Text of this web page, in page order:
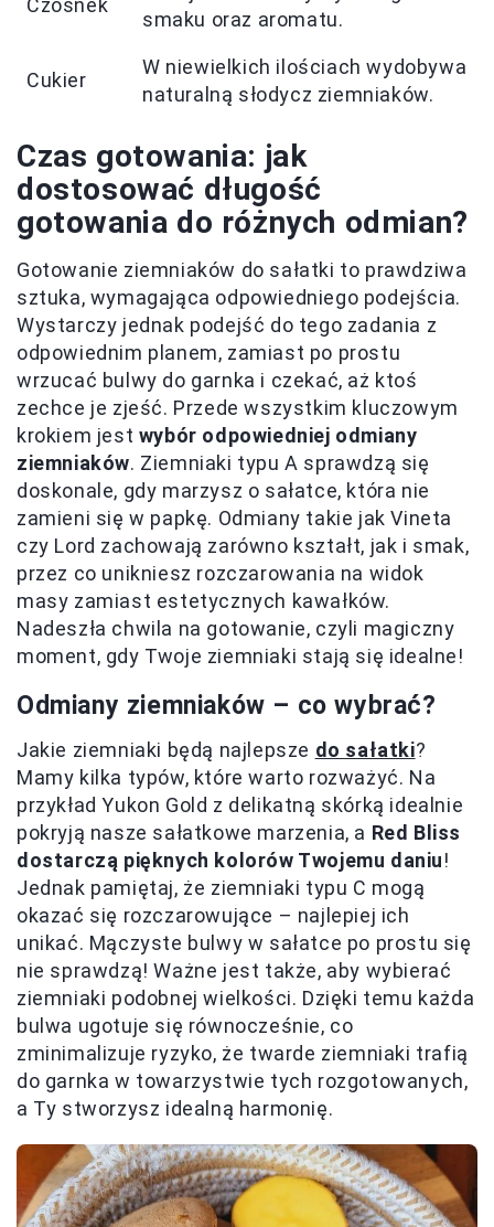
Czosnek
smaku oraz aromatu.
Cukier
W niewielkich ilościach wydobywa
naturalną słodycz ziemniaków.
Czas gotowania: jak
dostosować długość
gotowania do różnych odmian?
Gotowanie ziemniaków do sałatki to prawdziwa
sztuka, wymagająca odpowiedniego podejścia.
Wystarczy jednak podejść do tego zadania z
odpowiednim planem, zamiast po prostu
wrzucać bulwy do garnka i czekać, aż ktoś
zechce je zjeść. Przede wszystkim kluczowym
krokiem jest wybór odpowiedniej odmiany
ziemniaków. Ziemniaki typu A sprawdzą się
doskonale, gdy marzysz o sałatce, która nie
zamieni się w papkę. Odmiany takie jak Vineta
czy Lord zachowają zarówno kształt, jak i smak,
przez co unikniesz rozczarowania na widok
masy zamiast estetycznych kawałków.
Nadeszła chwila na gotowanie, czyli magiczny
moment, gdy Twoje ziemniaki stają się idealne!
Odmiany ziemniaków – co wybrać?
Jakie ziemniaki będą najlepsze do sałatki?
Mamy kilka typów, które warto rozważyć. Na
przykład Yukon Gold z delikatną skórką idealnie
pokryją nasze sałatkowe marzenia, a Red Bliss
dostarczą pięknych kolorów Twojemu daniu!
Jednak pamiętaj, że ziemniaki typu C mogą
okazać się rozczarowujące – najlepiej ich
unikać. Mączyste bulwy w sałatce po prostu się
nie sprawdzą! Ważne jest także, aby wybierać
ziemniaki podobnej wielkości. Dzięki temu każda
bulwa ugotuje się równocześnie, co
zminimalizuje ryzyko, że twarde ziemniaki trafią
do garnka w towarzystwie tych rozgotowanych,
a Ty stworzysz idealną harmonię.